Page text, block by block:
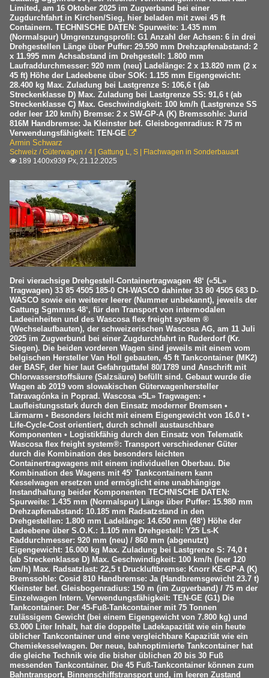
Limited, am 16 Oktober 2025 im Zugverband bei einer
Zugdurchfahrt in Kirchen/Sieg, hier beladen mit zwei 45 ft
Containern. TECHNISCHE DATEN: Spurweite: 1.435 mm
(Normalspur) Umgrenzungsprofil: G1 Anzahl der Achsen: 6 in drei
Drehgestellen Länge über Puffer: 29.590 mm Drehzapfenabstand: 2
x 11.995 mm Achsabstand im Drehgestell: 1.800 mm
Laufraddurchmesser: 920 mm (neu) Ladelänge: 2 x 13.820 mm (2 x
45 ft) Höhe der Ladeebene über SOK: 1.155 mm Eigengewicht:
28.400 kg Max. Zuladung bei Lastgrenze S: 106,6 t (ab
Streckenklasse D) Max. Zuladung bei Lastgrenze SS: 91,6 t (ab
Streckenklasse C) Max. Geschwindigkeit: 100 km/h (Lastgrenze SS
oder leer 120 km/h) Bremse: 2 x SW-GP-A (K) Bremssohle: Jurid
816M Handbremse: Ja Kleinster bef. Gleisbogenradius: R 75 m
Verwendungsfähigkeit: TEN-GE 
Armin Schwarz
Schweiz / Güterwagen / 4 | Gattung L, S | Flachwagen in Sonderbauart
 189 1400x939 Px, 21.12.2025
Drei vierachsige Drehgestell-Containertragwagen 48‘ («5L»
Tragwagen) 33 85 4505 185-0 CH-WASCO dahinter 33 80 4505 683 D-
WASCO sowie ein weiterer leerer (Nummer unbekannt), jeweils der
Gattung Sgmmns 48‘, für den Transport von intermodalen
Ladeeinheiten und des Wascosa flex freight system ®
(Wechselaufbauten), der schweizerischen Wascosa AG, am 11 Juli
2025 im Zugverbund bei einer Zugdurchfahrt in Ruderdorf (Kr.
Siegen). Die beiden vorderen Wagen sind jeweils mit einem vom
belgischen Hersteller Van Holl gebauten, 45 ft Tankcontainer (MK2)
der BASF, der hier laut Gefahrguttafel 80/1789 und Anschrift mit
Chlorwasserstoffsäure (Salzsäure) befüllt sind. Gebaut wurde die
Wagen ab 2019 vom slowakischen Güterwagenhersteller
Tatravagónka in Poprad. Wascosa «5L» Tragwagen: •
Laufleistungsstark durch den Einsatz moderner Bremsen •
Lärmarm • Besonders leicht mit einem Eigengewicht von 16.0 t •
Life-Cycle-Cost orientiert, durch schnell austauschbare
Komponenten • Logistikfähig durch den Einsatz von Telematik
Wascosa flex freight system®: Transport verschiedener Güter
durch die Kombination des besonders leichten
Containertragwagens mit einem individuellen Oberbau. Die
Kombination des Wagens mit 45‘ Tankcontainern kann
Kesselwagen ersetzen und ermöglicht eine unabhängige
Instandhaltung beider Komponenten TECHNISCHE DATEN:
Spurweite: 1.435 mm (Normalspur) Länge über Puffer: 15.980 mm
Drehzapfenabstand: 10.185 mm Radsatzstand in den
Drehgestellen: 1.800 mm Ladelänge: 14.650 mm (48‘) Höhe der
Ladeebene über S.O.K.: 1.105 mm Drehgestell: Y25 Ls-K
Raddurchmesser: 920 mm (neu) / 860 mm (abgenutzt)
Eigengewicht: 16.000 kg Max. Zuladung bei Lastgrenze S: 74,0 t
(ab Streckenklasse D) Max. Geschwindigkeit: 100 km/h (leer 120
km/h) Max. Radsatzlast: 22,5 t Druckluftbremse: Knorr KE-GP-A (K)
Bremssohle: Cosid 810 Handbremse: Ja (Handbremsgewicht 23.7 t)
Kleinster bef. Gleisbogenradius: 150 m (im Zugverband) / 75 m der
Einzelwagen Intern. Verwendungsfähigkeit: TEN-GE (G1) Die
Tankcontainer: Der 45-Fuß-Tankcontainer mit 75 Tonnen
zulässigem Gewicht (bei einem Eigengewicht von 7.800 kg) und
63.000 Liter Inhalt, hat die doppelte Ladekapazität wie ein heute
üblicher Tankcontainer und eine vergleichbare Kapazität wie ein
Chemiekesselwagen. Der neue, bahnoptimierte Tankcontainer hat
die gleiche Technik wie die bisher üblichen 20 bis 30 Fuß
messenden Tankcontainer. Die 45 Fuß-Tankcontainer können zum
Bahntransport, Binnenschiffstransport und, im leeren Zustand